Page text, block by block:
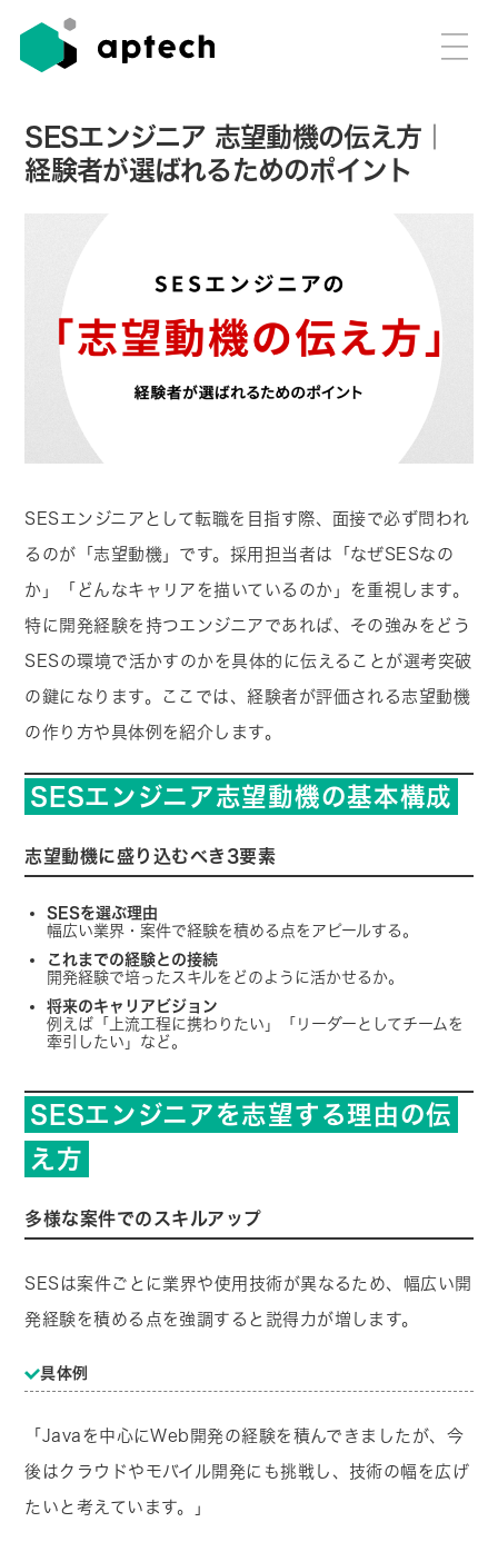
SESエンジニア 志望動機の伝え方｜
経験者が選ばれるためのポイント
SESエンジニアとして転職を目指す際、面接で必ず問われ
るのが「志望動機」です。採用担当者は「なぜSESなの
か」「どんなキャリアを描いているのか」を重視します。
特に開発経験を持つエンジニアであれば、その強みをどう
SESの環境で活かすのかを具体的に伝えることが選考突破
の鍵になります。ここでは、経験者が評価される志望動機
の作り方や具体例を紹介します。
SESエンジニア志望動機の基本構成
志望動機に盛り込むべき3要素
SESを選ぶ理由
幅広い業界・案件で経験を積める点をアピールする。
これまでの経験との接続
開発経験で培ったスキルをどのように活かせるか。
将来のキャリアビジョン
例えば「上流工程に携わりたい」「リーダーとしてチームを
牽引したい」など。
SESエンジニアを志望する理由の伝
え方
多様な案件でのスキルアップ
SESは案件ごとに業界や使用技術が異なるため、幅広い開
発経験を積める点を強調すると説得力が増します。
具体例
「Javaを中心にWeb開発の経験を積んできましたが、今
後はクラウドやモバイル開発にも挑戦し、技術の幅を広げ
たいと考えています。」